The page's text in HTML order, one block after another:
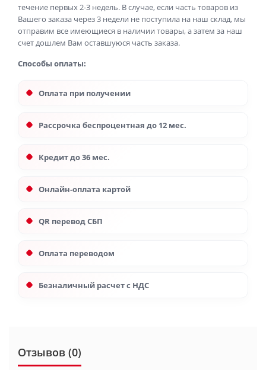
течение первых 2-3 недель. В случае, если часть товаров из
Вашего заказа через 3 недели не поступила на наш склад, мы
отправим все имеющиеся в наличии товары, а затем за наш
счет дошлем Вам оставшуюся часть заказа.
Способы оплаты:
Оплата при получении
Рассрочка беспроцентная до 12 мес.
Кредит до 36 мес.
Онлайн-оплата картой
QR перевод СБП
Оплата переводом
Безналичный расчет с НДС
Отзывов (0)